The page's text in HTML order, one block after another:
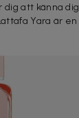
dig att känna dig
Yara är en